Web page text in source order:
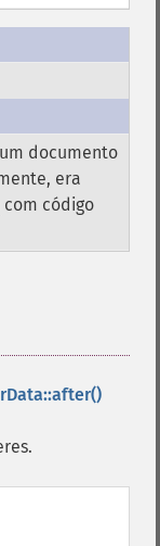
documento
era
com código